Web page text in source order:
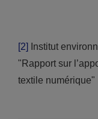
[2]
Institut
"Rapport sur
textile numérique"